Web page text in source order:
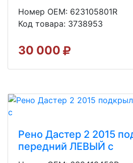
Номер OEM: 623105801R
Код товара: 3738953
30 000
Рено Дастер 2 2015
передний ЛЕВЫЙ с